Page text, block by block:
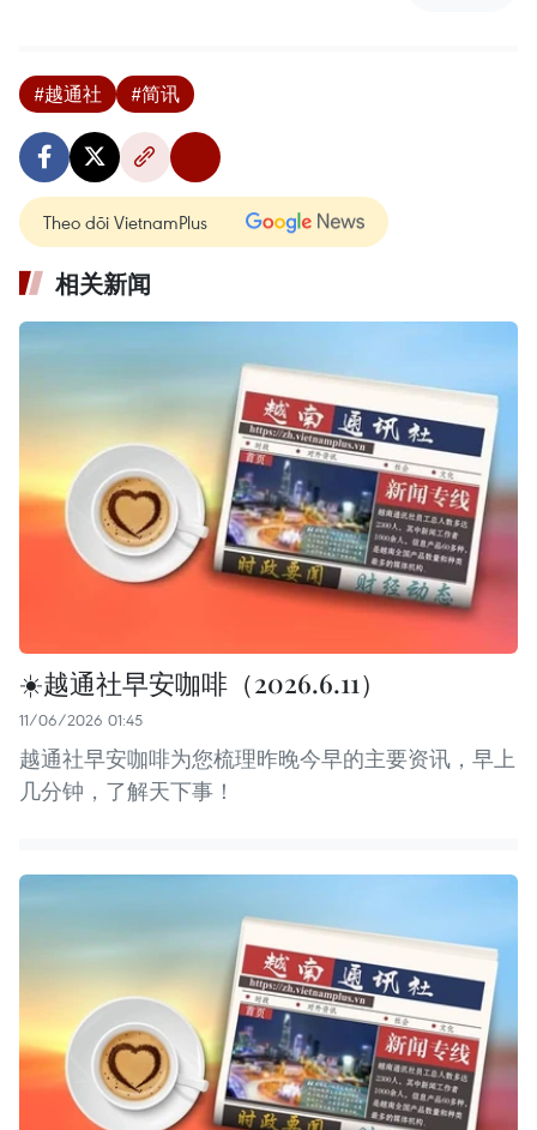
#越通社 #简讯
Theo dõi VietnamPlus
相关新闻
☀️越通社早安咖啡（2026.6.11）
11/06/2026 01:45
越通社早安咖啡为您梳理昨晚今早的主要资讯，早上
几分钟，了解天下事！